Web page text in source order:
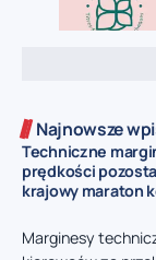
Najnowsze
Techniczne
prędkości
krajowy maraton
Marginesy